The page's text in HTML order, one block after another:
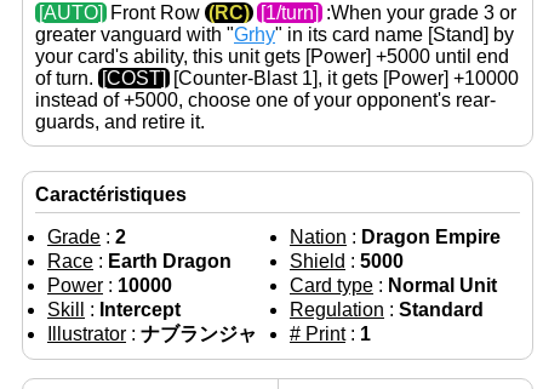
[AUTO] Front Row (RC) [1/turn] :When your grade 3 or
greater vanguard with "Grhy" in its card name [Stand] by
your card's ability, this unit gets [Power] +5000 until end
of turn. [COST] [Counter-Blast 1], it gets [Power] +10000
instead of +5000, choose one of your opponent's rear-
guards, and retire it.
Caractéristiques
Grade : 2 Nation : Dragon Empire
Race : Earth Dragon Shield : 5000
Power : 10000 Card type : Normal Unit
Skill
: Intercept Regulation : Standard
Illustrator : ナブランジャ # Print: 1